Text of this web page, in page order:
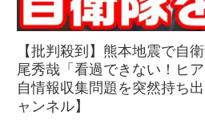
【批判殺到】熊本地震で自
尾秀哉「看過できない！ヒ
自情報収集問題を突然持ち
ャンネル】